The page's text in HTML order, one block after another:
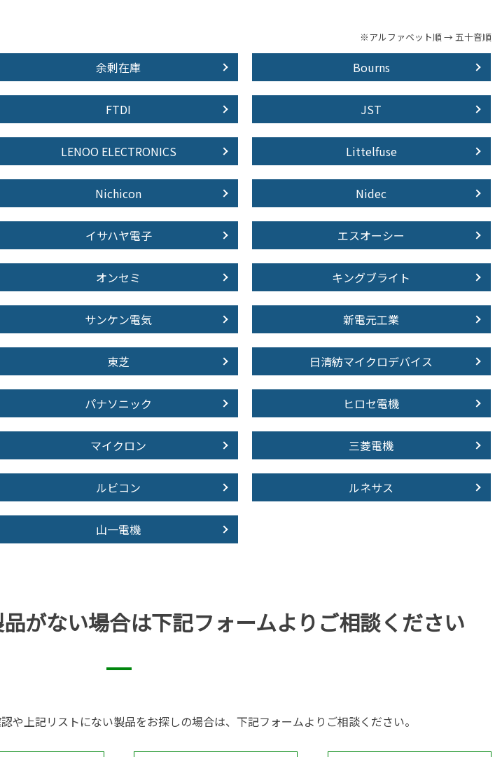
※アルファベット順 → 五十音順
余剰在庫 Bourns
FTDI JST
LENOO ELECTRONICS Littelfuse
Nichicon Nidec
イサハヤ電子 エスオーシー
オンセミ キングブライト
サンケン電気 新電元工業
東芝 日清紡マイクロデバイス
パナソニック ヒロセ電機
マイクロン 三菱電機
ルビコン ルネサス
山一電機
がない場合は下記フォームよりご相談ください
や上記リストにない製品をお探しの場合は、下記フォームよりご相談ください。